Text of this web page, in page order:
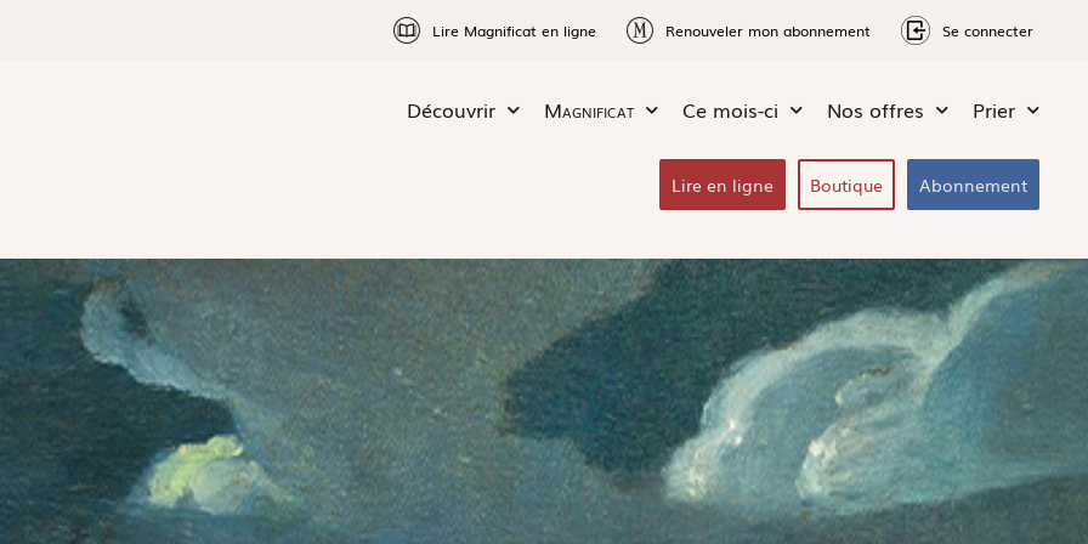
Lire Magnificat en ligne Renouveler mon abonnement Se connecter
Découvrir Magnificat Ce mois-ci Nos offres Prier
Lire en ligne Boutique Abonnement